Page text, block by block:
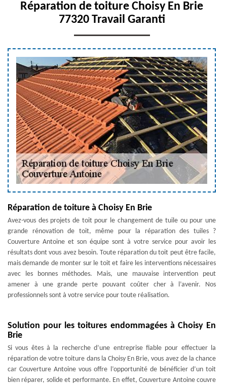
Réparation de toiture Choisy En Brie
77320 Travail Garanti
Réparation de toiture à Choisy En Brie
Avez-vous des projets de toit pour le changement de tuile ou pour une
grande rénovation de toit, même pour la réparation des tuiles ?
Couverture Antoine et son équipe sont à votre service pour avoir les
résultats dont vous avez besoin. Toute réparation du toit peut être facile,
mais demande de monter sur le toit et faire les interventions nécessaires
avec les bonnes méthodes. Mais, une mauvaise intervention peut
amener à une grande perte pouvant coûter cher à l’avenir. Nos
professionnels sont à votre service pour toute réalisation.
Solution pour les toitures endommagées à Choisy En
Brie
Si vous êtes à la recherche d’une entreprise fiable pour effectuer la
réparation de votre toiture dans la Choisy En Brie, vous avez de la chance
car Couverture Antoine vous offre l’opportunité de bénéficier d’un toit
bien réparer, solide et performante. En effet, Couverture Antoine couvre